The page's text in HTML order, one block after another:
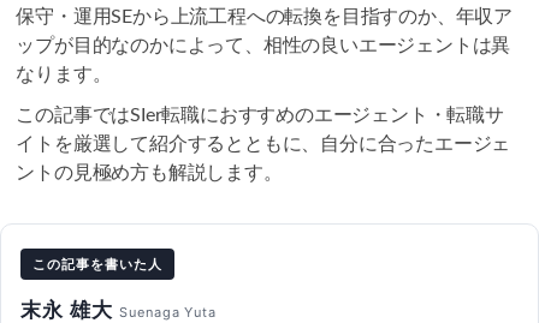
保守・運用SEから上流工程への転換を目指すのか、年収ア
ップが目的なのかによって、相性の良いエージェントは異
なります。
この記事ではSIer転職におすすめのエージェント・転職サ
イトを厳選して紹介するとともに、自分に合ったエージェ
ントの見極め方も解説します。
この記事を書いた人
末永 雄大 Suenaga Yuta